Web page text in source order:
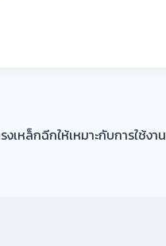
เหล็กฉีกให้เหมาะกับการใช้งาน